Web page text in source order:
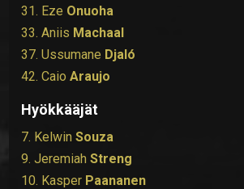
31. Eze Onuoha
33. Aniis Machaal
37. Ussumane Djaló
42. CaioAraujo
Hyökkääjät
7. KelwinSouza
9. JeremiahStreng
10. Kasper Paananen